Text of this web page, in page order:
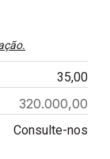
35,00
320.000,00
Consulte-nos